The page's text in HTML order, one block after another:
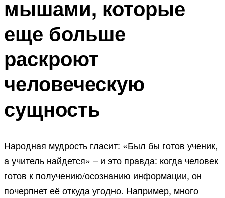
мышами, которые
еще больше
раскроют
человеческую
сущность
Народная мудрость гласит: «Был бы готов ученик,
а учитель найдется» – и это правда: когда человек
готов к получению/осознанию информации, он
почерпнет её откуда угодно. Например, много